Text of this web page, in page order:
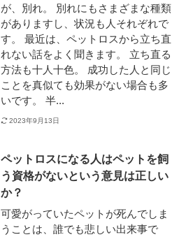
が、別れ。 別れにもさまざまな種類
がありますし、状況も人それぞれで
す。 最近は、ペットロスから立ち直
れない話をよく聞きます。 立ち直る
方法も十人十色。 成功した人と同じ
ことを真似ても効果がない場合も多
いです。 半...
2023年9月13日
ペットロスになる人はペットを飼
う資格がないという意見は正しい
か？
可愛がっていたペットが死んでしま
うことは、誰でも悲しい出来事で